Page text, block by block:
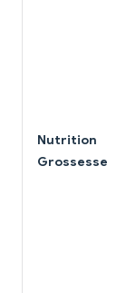
Nutrition
Grossesse